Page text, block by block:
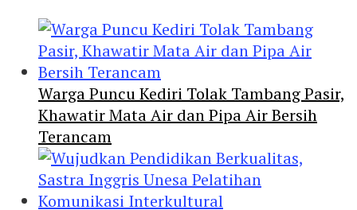
Warga Puncu Kediri Tolak Tambang Pasir,
Khawatir Mata Air dan Pipa Air Bersih
Terancam